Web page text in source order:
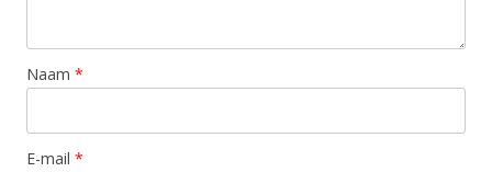
Naam *
E-mail *